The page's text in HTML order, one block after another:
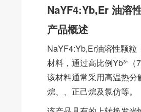
NaYF4:Yb,Er 油溶
产品概述
NaYF4:Yb,Er油溶性颗
材料，通过高比例Yb³⁺
该材料通常采用高温热
烷、、正己烷及氯仿等。